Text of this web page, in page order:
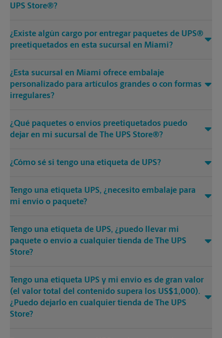
UPS Store®?
¿Existe algún cargo por entregar paquetes de UPS®
preetiquetados en esta sucursal en Miami?
¿Esta sucursal en Miami ofrece embalaje
personalizado para artículos grandes o con formas
irregulares?
¿Qué paquetes o envíos preetiquetados puedo
dejar en mi sucursal de The UPS Store®?
¿Cómo sé si tengo una etiqueta de UPS?
Tengo una etiqueta UPS, ¿necesito embalaje para
mi envío o paquete?
Tengo una etiqueta de UPS, ¿puedo llevar mi
paquete o envío a cualquier tienda de The UPS
Store?
Tengo una etiqueta UPS y mi envío es de gran valor
(el valor total del contenido supera los US$1,000).
¿Puedo dejarlo en cualquier tienda de The UPS
Store?